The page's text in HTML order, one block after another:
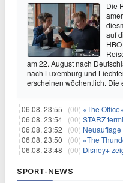
Die
auf
am 22. August nach
nach Luxemburg und
erscheinen wöchentlich. Die
06.08. 23:55 | (00) «The Office»-Star
06.08. 23:54 | (00) STARZ
06.08. 23:52 | (00) Neuauflage
06.08. 23:50 | (00) «The
06.08. 23:48 | (00) Disney+
SPORT-NEWS